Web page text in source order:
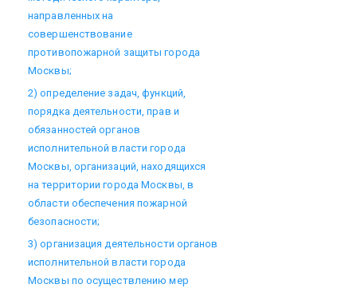
направленных на
совершенствование
противопожарной защиты города
Москвы;
2) определение задач, функций,
порядка деятельности, прав и
обязанностей органов
исполнительной власти города
Москвы, организаций, находящихся
на территории города Москвы, в
области обеспечения пожарной
безопасности;
3) организация деятельности органов
исполнительной власти города
Москвы по осуществлению мер